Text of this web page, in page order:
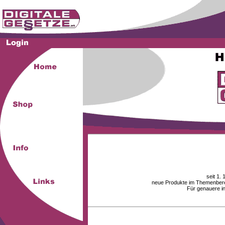
seit 1.
neue Produkte im
Für genauere